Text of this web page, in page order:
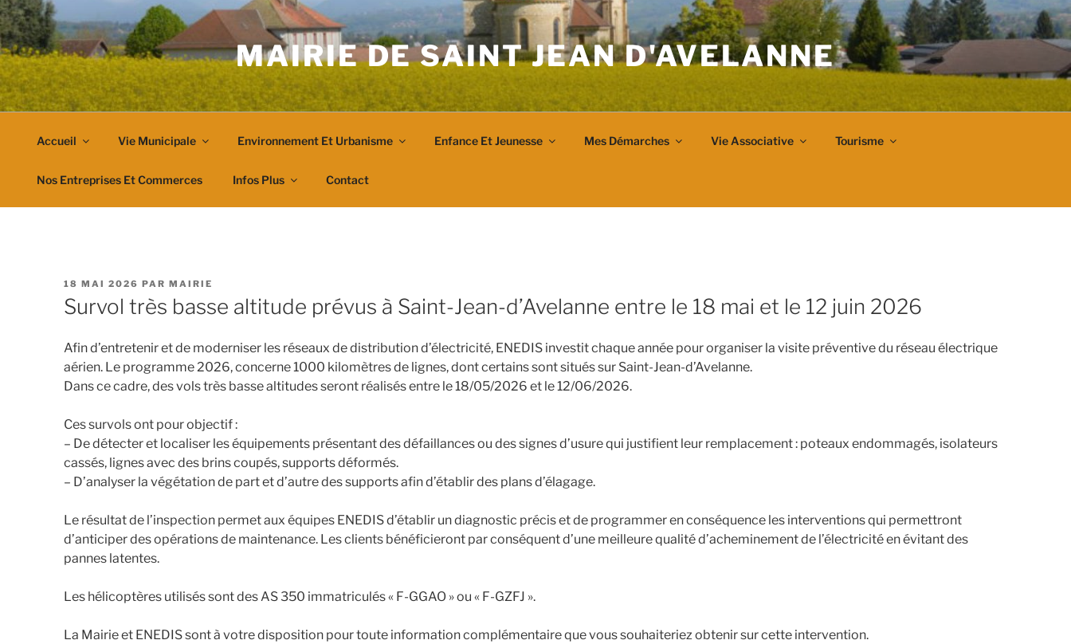
Aller
au
contenu
principal
MAIRIE DE SAINT JEAN D'AVELANNE
Accueil Vie Municipale Environnement Et Urbanisme Enfance Et Jeunesse Mes Démarches Vie Associative Tourisme
Nos Entreprises Et Commerces Infos Plus Contact
PUBLIÉ
LE
18 MAI 2026 PAR MAIRIE
Survol très basse altitude prévus à Saint-Jean-d’Avelanne entre le 18 mai et le 12 juin 2026
Afin d’entretenir et de moderniser les réseaux de distribution d’électricité, ENEDIS investit chaque année pour organiser la visite préventive du réseau électrique
aérien. Le programme 2026, concerne 1000 kilomètres de lignes, dont certains sont situés sur Saint-Jean-d’Avelanne.
Dans ce cadre, des vols très basse altitudes seront réalisés entre le 18/05/2026 et le 12/06/2026.
Ces survols ont pour objectif :
– De détecter et localiser les équipements présentant des défaillances ou des signes d’usure qui justifient leur remplacement : poteaux endommagés, isolateurs
cassés, lignes avec des brins coupés, supports déformés.
– D’analyser la végétation de part et d’autre des supports afin d’établir des plans d’élagage.
Le résultat de l’inspection permet aux équipes ENEDIS d’établir un diagnostic précis et de programmer en conséquence les interventions qui permettront
d’anticiper des opérations de maintenance. Les clients bénéficieront par conséquent d’une meilleure qualité d’acheminement de l’électricité en évitant des
pannes latentes.
Les hélicoptères utilisés sont des AS 350 immatriculés « F-GGAO » ou « F-GZFJ ».
La Mairie et ENEDIS sont à votre disposition pour toute information complémentaire que vous souhaiteriez obtenir sur cette intervention.